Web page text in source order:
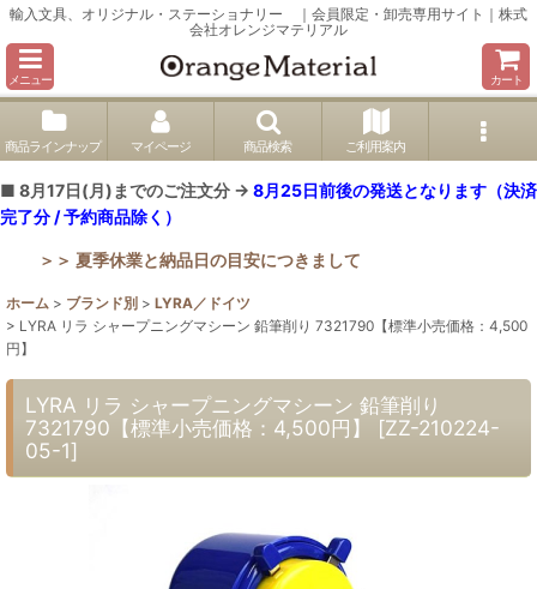
輸入文具、オリジナル・ステーショナリー ｜会員限定・卸売専用サイト｜株式
会社オレンジマテリアル
メニュー カート
商品ラインナップ マイページ 商品検索 ご利用案内
■ 8月17日(月)までのご注文分 → 8月25日前後の発送となります（決済
完了分 / 予約商品除く）
＞＞ 夏季休業と納品日の目安につきまして
ホーム > ブランド別 > LYRA／ドイツ
> LYRA リラ シャープニングマシーン 鉛筆削り 7321790【標準小売価格：4,500
円】
LYRA リラ シャープニングマシーン 鉛筆削り
7321790【標準小売価格：4,500円】
[ZZ-210224-
05-1]